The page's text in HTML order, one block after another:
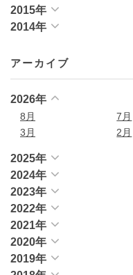
2015年
2014年
アーカイブ
2026年
8月 7月
3月
2月
2025年
2024年
2023年
2022年
2021年
2020年
2019年